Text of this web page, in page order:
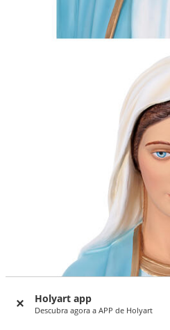
Holyart app
Descubra agora a APP de Holyart